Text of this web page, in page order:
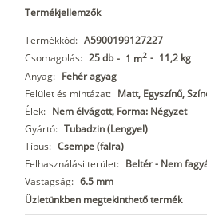
Termékjellemzők
Termékkód: A5900199127227
Csomagolás: 25 db - 1 m2 - 11,2 kg
Anyag: Fehér agyag
Felület és mintázat: Matt, Egyszínű,
Élek: Nem élvágott, Forma: Négyzet
Gyártó: Tubadzin (Lengyel)
Típus: Csempe (falra)
Felhasználási terület: Beltér - Nem
Vastagság: 6.5 mm
Üzletünkben megtekinthető termék